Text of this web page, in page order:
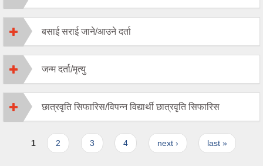
बसाई सराई जाने/आउने दर्ता
जन्म दर्ता/मृत्यु
छात्रवृति सिफारिस/विपन्न विद्यार्थी छात्रवृति सिफारिस
Pages
1 2 3 4 next › last »